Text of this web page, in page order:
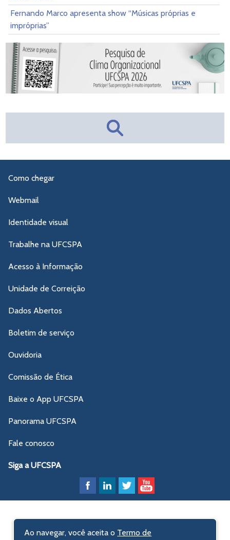
Fernando Marco apresenta show “Músicas próprias e
impróprias”
Como chegar
Webmail
Identidade visual
Trabalhe na UFCSPA
Acesso à Informação
Unidade de Correição
Dados Abertos
Boletim de serviço
Ouvidoria
Comissão de Ética
Baixe o App UFCSPA
Panorama UFCSPA
Fale conosco
Siga a UFCSPA
Ao navegar, você aceita o Termo de